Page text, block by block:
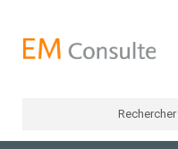
Rechercher